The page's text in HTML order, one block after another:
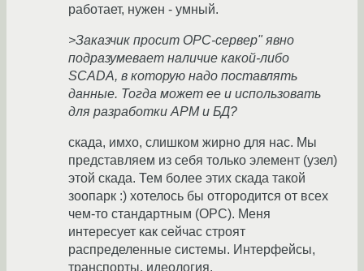
работает, нужен - умный.
>Заказчик просит ОРС-сервер" явно
подразумевает наличие какой-либо
SCADA, в которую надо поставлять
данные. Тогда может ее и использовать
для разработки АРМ и БД?
скада, имхо, слишком жирно для нас. Мы
представляем из себя только элемент (узел)
этой скада. Тем более этих скада такой
зоопарк :) хотелось бы отгородится от всех
чем-то стандартным (OPC). Меня
интересует как сейчас строят
распределенные системы. Интерфейсы,
транспорты, идеология.